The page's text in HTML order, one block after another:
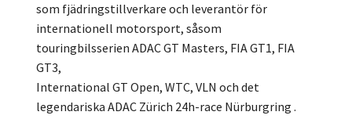
som fjädringstillverkare och leverantör för
internationell motorsport, såsom
touringbilsserien ADAC GT Masters, FIA GT1, FIA
GT3,
International GT Open, WTC, VLN och det
legendariska ADAC Zürich 24h-race Nürburgring .